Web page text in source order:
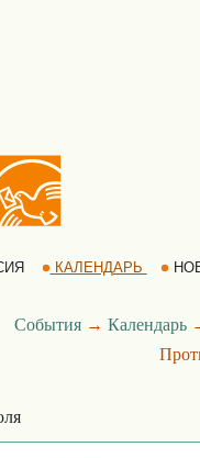
КАЛЕНДАРЬ
События → Календарь